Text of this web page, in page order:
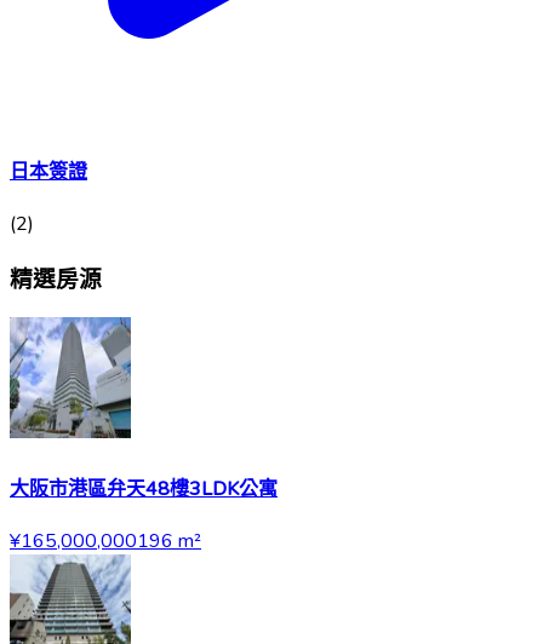
日本簽證
(2)
精選房源
大阪市港區弁天48樓3LDK公寓
¥165,000,000196 m²